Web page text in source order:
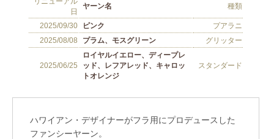
ハワイアン・デザイナーがフラ用にプロデュースした
ファンシーヤーン。